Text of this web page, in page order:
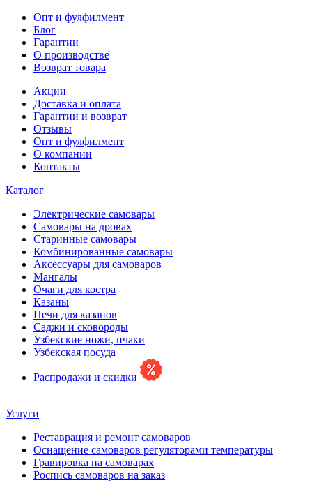
Опт и фулфилмент
Блог
Гарантии
О производстве
Возврат товара
Акции
Доставка и оплата
Гарантии и возврат
Отзывы
Опт и фулфилмент
О компании
Контакты
Каталог
Электрические самовары
Cамовары на дровах
Старинные самовары
Комбинированные самовары
Аксессуары для самоваров
Мангалы
Очаги для костра
Казаны
Печи для казанов
Саджи и сковороды
Узбекские ножи, пчаки
Узбекская посуда
Распродажи и скидки
Услуги
Реставрация и ремонт самоваров
Оснащение самоваров регуляторами температуры
Гравировка на самоварах
Роспись самоваров на заказ